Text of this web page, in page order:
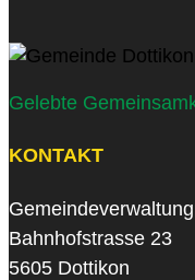
Gelebte
KONTAKT
Bahnhofstrasse 23
5605 Dottikon